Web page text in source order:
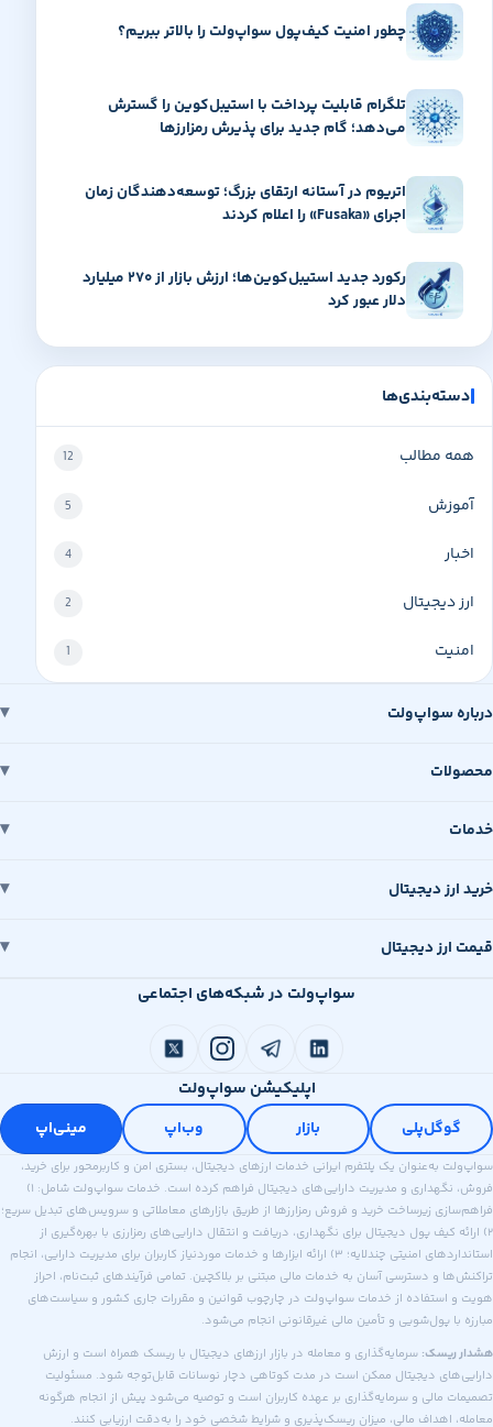
چطور امنیت کیف‌پول سواپ‌ولت را بالاتر ببریم؟
تلگرام قابلیت پرداخت با استیبل‌کوین را گسترش
می‌دهد؛ گام جدید برای پذیرش رمزارزها
اتریوم در آستانه ارتقای بزرگ؛ توسعه‌دهندگان زمان
اجرای «Fusaka» را اعلام کردند
رکورد جدید استیبل‌کوین‌ها؛ ارزش بازار از ۲۷۰ میلیارد
دلار عبور کرد
دسته‌بندی‌ها
همه مطالب 12
آموزش 5
اخبار 4
ارز دیجیتال 2
امنیت 1
درباره سواپ‌ولت
محصولات
خدمات
خرید ارز دیجیتال
قیمت ارز دیجیتال
سواپ‌ولت در شبکه‌های اجتماعی
اپلیکیشن سواپ‌ولت
گوگل‌پلی بازار وب‌اپ مینی‌اپ
سواپ‌ولت به‌عنوان یک پلتفرم ایرانی خدمات ارزهای دیجیتال، بستری امن و کاربرمحور برای خرید،
فروش، نگهداری و مدیریت دارایی‌های دیجیتال فراهم کرده است. خدمات سواپ‌ولت شامل: ۱)
فراهم‌سازی زیرساخت خرید و فروش رمزارزها از طریق بازارهای معاملاتی و سرویس‌های تبدیل سریع؛
۲) ارائه کیف پول دیجیتال برای نگهداری، دریافت و انتقال دارایی‌های رمزارزی با بهره‌گیری از
استانداردهای امنیتی چندلایه؛ ۳) ارائه ابزارها و خدمات موردنیاز کاربران برای مدیریت دارایی، انجام
تراکنش‌ها و دسترسی آسان به خدمات مالی مبتنی بر بلاکچین. تمامی فرآیندهای ثبت‌نام، احراز
هویت و استفاده از خدمات سواپ‌ولت در چارچوب قوانین و مقررات جاری کشور و سیاست‌های
مبارزه با پول‌شویی و تأمین مالی غیرقانونی انجام می‌شود.
هشدار ریسک: سرمایه‌گذاری و معامله در بازار ارزهای دیجیتال با ریسک همراه است و ارزش
دارایی‌های دیجیتال ممکن است در مدت کوتاهی دچار نوسانات قابل‌توجه شود. مسئولیت
تصمیمات مالی و سرمایه‌گذاری بر عهده کاربران است و توصیه می‌شود پیش از انجام هرگونه
معامله، اهداف مالی، میزان ریسک‌پذیری و شرایط شخصی خود را به‌دقت ارزیابی کنند.